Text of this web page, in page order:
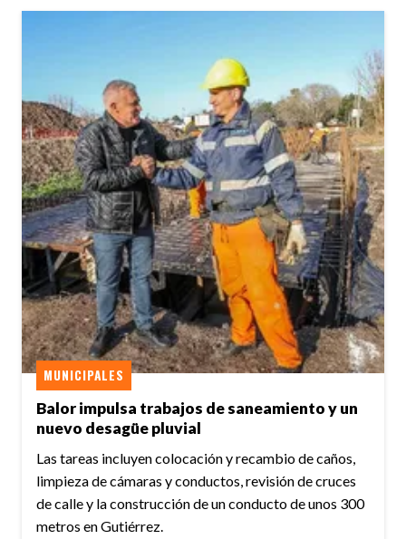
Balor impulsa trabajos de saneamiento y un
nuevo desagüe pluvial
MUNICIPALES
Las tareas incluyen colocación y recambio de caños,
limpieza de cámaras y conductos, revisión de cruces
de calle y la construcción de un conducto de unos 300
metros en Gutiérrez.